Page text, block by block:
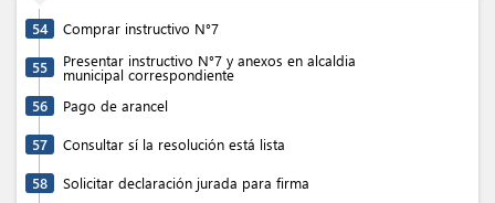
54 Comprar instructivo N°7
55 Presentar instructivo N°7 y anexos en alcaldia
municipal correspondiente
56
Pago de arancel
57 Consultar sí la resolución está lista
58 Solicitar declaración jurada para firma